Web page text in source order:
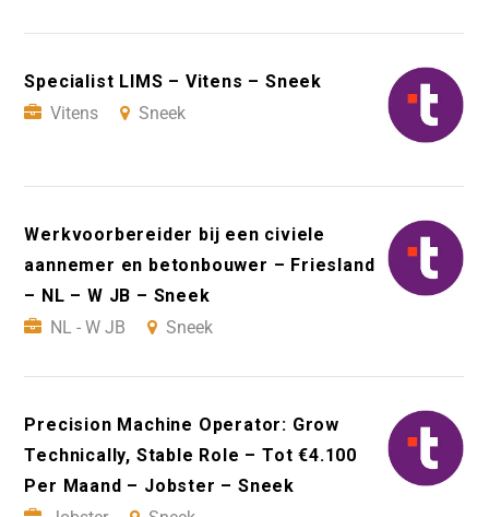
Specialist LIMS – Vitens – Sneek
Vitens
Sneek
Werkvoorbereider bij een civiele
aannemer en betonbouwer – Friesland
– NL – W JB – Sneek
NL - W JB
Sneek
Precision Machine Operator: Grow
Technically, Stable Role – Tot €4.100
Per Maand – Jobster – Sneek